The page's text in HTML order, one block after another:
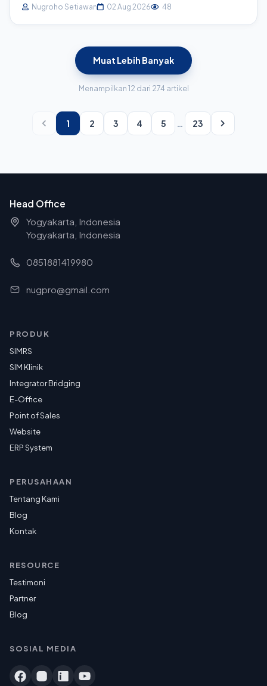
Google dan menjangkau lebih banyak pasien.
Nugroho Setiawan 02 Aug 2026 48
Muat Lebih Banyak
Menampilkan 12 dari 274 artikel
1 2 3 4 5 23
Head Office
Yogyakarta, Indonesia
Yogyakarta, Indonesia
0851881419980
nugpro@gmail.com
PRODUK
SIMRS
SIM Klinik
Integrator Bridging
E-Office
Point of Sales
Website
ERP System
PERUSAHAAN
Tentang Kami
Blog
Kontak
RESOURCE
Testimoni
Partner
Blog
SOSIAL MEDIA